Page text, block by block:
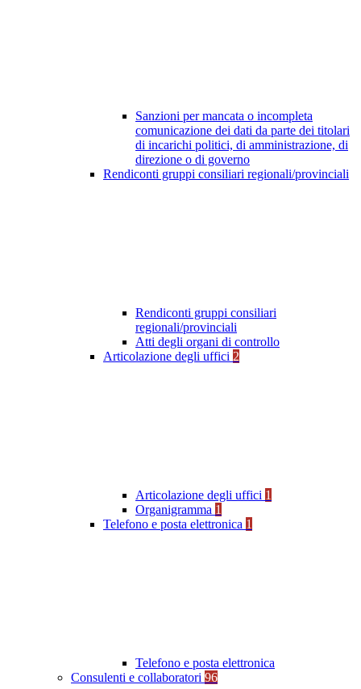
Sanzioni per mancata o incompleta
comunicazione dei dati da parte dei titolari
di incarichi politici, di amministrazione, di
direzione o di governo
Rendiconti gruppi consiliari regionali/provinciali
Rendiconti gruppi consiliari
regionali/provinciali
Atti degli organi di controllo
Articolazione degli uffici 2
Articolazione degli uffici 1
Organigramma 1
Telefono e posta elettronica 1
Telefono e posta elettronica
Consulenti e collaboratori 96